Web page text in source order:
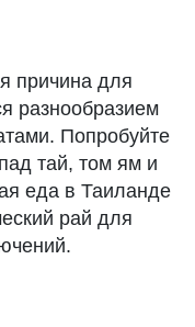
причина для
разнообразием
Попробуйте
тай, том ям и
еда в Таиланде
рай для